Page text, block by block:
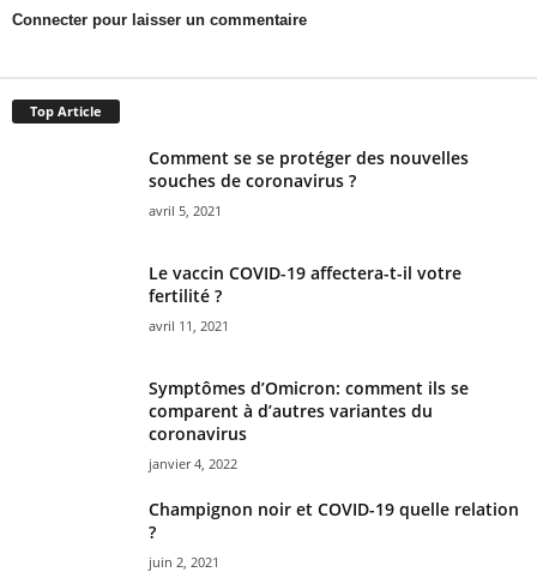
Connecter pour laisser un commentaire
Top Article
Comment se se protéger des nouvelles
souches de coronavirus ?
avril 5, 2021
Le vaccin COVID-19 affectera-t-il votre
fertilité ?
avril 11, 2021
Symptômes d’Omicron: comment ils se
comparent à d’autres variantes du
coronavirus
janvier 4, 2022
Champignon noir et COVID-19 quelle relation
?
juin 2, 2021